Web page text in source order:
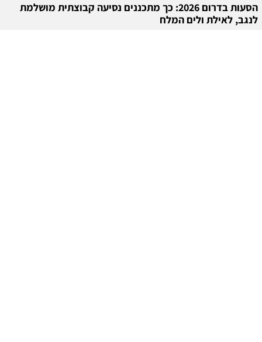
הסעות בדרום 2026: כך מתכננים נסיעה קבוצתית מושלמת
לנגב, לאילת ולים המלח